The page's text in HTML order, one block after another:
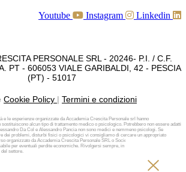
Youtube Instagram Linkedin
PERSONALE SRL - 20246- P.I. / C.F.
PT - 606053 VIALE GARIBALDI, 42 - PESCIA
(PT) - 51017
Cookie Policy | Termini e condizioni
e le esperienze organizzate da Accademia Crescita Personale srl hanno
alcun tipo di trattamento medico o psicologico. Potrebbero non essere adatti
Da Col e Alessandro Pancia non sono medici e nemmeno psicologi. Se
dei problemi, disturbi fisici o psicologici vi consigliamo di cercare un appropriato
organizzato da Accademia Crescita Personale SRL o Società diversa. Accademia
per eventuali perdite economiche. Rivolgersi sempre, in caso di investimenti e
settore.